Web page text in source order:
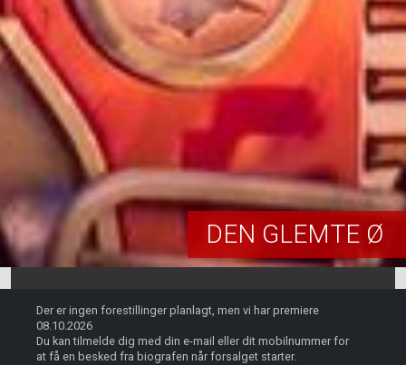
DEN GLEMTE Ø
Der er ingen forestillinger planlagt, men vi har premiere
08.10.2026
Du kan tilmelde dig med din e-mail eller dit mobilnummer for
at få en besked fra biografen når forsalget starter.